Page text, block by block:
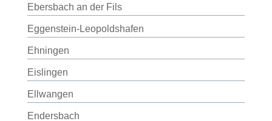
Ebersbach an der Fils
Eggenstein-Leopoldshafen
Ehningen
Eislingen
Ellwangen
Endersbach